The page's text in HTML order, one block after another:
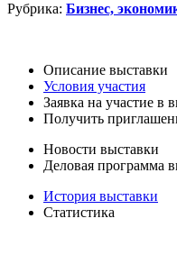
Рубрика: Бизнес,
Описание выставки
Условия участия
Заявка на участие в
Получить
Новости выставки
Деловая программа
История выставки
Статистика